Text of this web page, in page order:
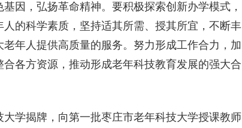
因，弘扬革命精神。要积极探索创新办学模式，
的科学素质，坚持适其所需、授其所宜，不断丰
年人提供高质量的服务。努力形成工作合力，加
各方资源，推动形成老年科技教育发展的强大合
学揭牌，向第一批枣庄市老年科技大学授课教师